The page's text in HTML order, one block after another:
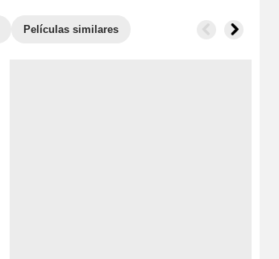
Películas similares